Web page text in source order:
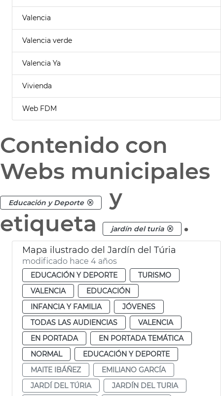
Valencia
Valencia verde
Valencia Ya
Vivienda
Web FDM
Contenido con
Webs municipales
Educación y Deporte
y
etiqueta
jardín del turia .
Mapa ilustrado del Jardín del Túria
modificado hace 4 años
EDUCACIÓN Y DEPORTE
TURISMO
VALENCIA
EDUCACIÓN
INFANCIA Y FAMILIA
JÓVENES
TODAS LAS AUDIENCIAS
VALENCIA
EN PORTADA
EN PORTADA TEMÁTICA
NORMAL
EDUCACIÓN Y DEPORTE
MAITE IBÁÑEZ
EMILIANO GARCÍA
JARDÍ DEL TÚRIA
JARDÍN DEL TURIA